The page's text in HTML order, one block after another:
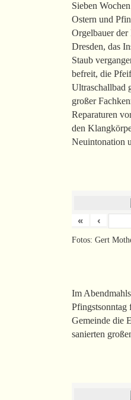
Sieben
Ostern und
Orgelbauer der
Dresden, das
Staub
befreit, die
Ultraschallbad
großer
Reparaturen
den
Neuintonation
« ‹
Fotos: Gert
Im
Pfingstsonntag
Gemeinde die
sanierten